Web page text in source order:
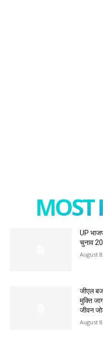
MOST
UP
चुनाव
August
जीएल
मुक्ति
जीवन
August